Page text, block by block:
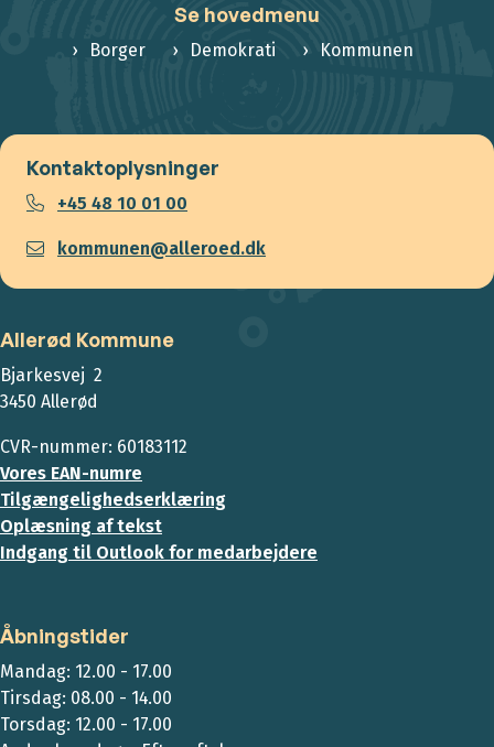
Se hovedmenu
Borger Demokrati Kommunen
Kontaktoplysninger
+45 48 10 01 00
kommunen@alleroed.dk
Allerød Kommune
Bjarkesvej 2
3450 Allerød
CVR-nummer: 60183112
Vores EAN-numre
Tilgængelighedserklæring
Oplæsning af tekst
Indgang til Outlook for medarbejdere
Åbningstider
Mandag: 12.00 - 17.00
Tirsdag: 08.00 - 14.00
Torsdag: 12.00 - 17.00